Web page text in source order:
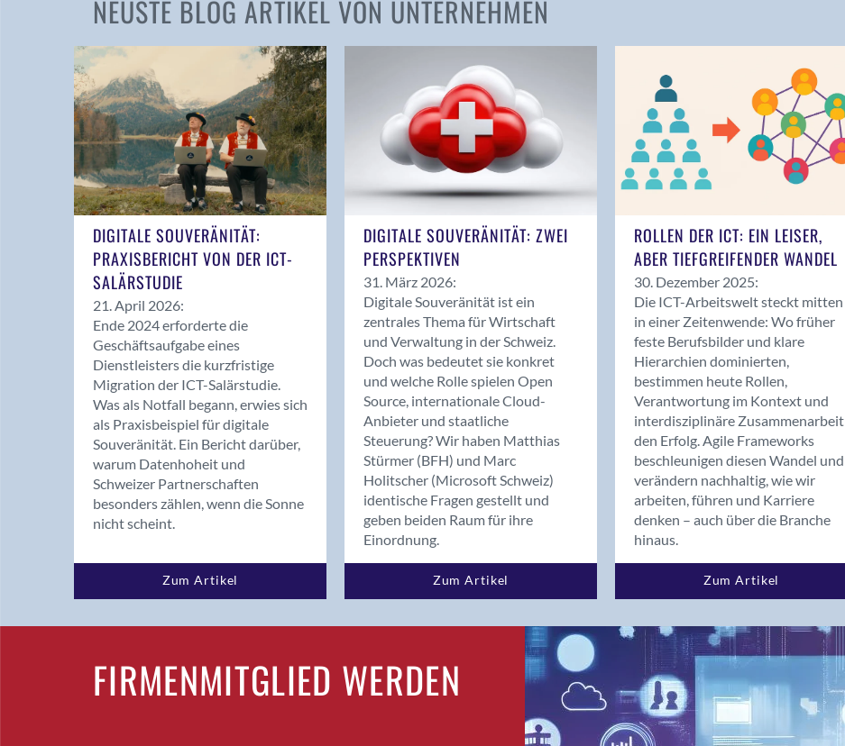
Andelfingen
Balsthal
Balzers
Bassersdorf
Benken (SG)
Bergdietikon
Bern - Liebefeld
Birsfelden
Bolligen
Bonaduz
Bonstetten
Bottighofen
NEUSTE BLOG ARTIKEL VON UNTERNEHMEN
DIGITALE SOUVERÄNITÄT:
PRAXISBERICHT VON DER ICT-
SALÄRSTUDIE
21. April 2026:
Ende 2024 erforderte die
Geschäftsaufgabe eines
Dienstleisters die kurzfristige
Migration der ICT-Salärstudie.
Was als Notfall begann, erwies sich
als Praxisbeispiel für digitale
Souveränität. Ein Bericht darüber,
warum Datenhoheit und
Schweizer Partnerschaften
besonders zählen, wenn die Sonne
nicht scheint.
Zum Artikel
DIGITALE SOUVERÄNITÄT: ZWEI
PERSPEKTIVEN
31. März 2026:
Digitale Souveränität ist ein
zentrales Thema für Wirtschaft
und Verwaltung in der Schweiz.
Doch was bedeutet sie konkret
und welche Rolle spielen Open
Source, internationale Cloud-
Anbieter und staatliche
Steuerung? Wir haben Matthias
Stürmer (BFH) und Marc
Holitscher (Microsoft Schweiz)
identische Fragen gestellt und
geben beiden Raum für ihre
Einordnung.
Zum Artikel
ROLLEN DER ICT: EIN LEISER,
ABER TIEFGREIFENDER WANDEL
30. Dezember 2025:
Die ICT-Arbeitswelt steckt mitten
in einer Zeitenwende: Wo früher
feste Berufsbilder und klare
Hierarchien dominierten,
bestimmen heute Rollen,
Verantwortung im Kontext und
interdisziplinäre Zusammenarbeit
den Erfolg. Agile Frameworks
beschleunigen diesen Wandel und
verändern nachhaltig, wie wir
arbeiten, führen und Karriere
denken – auch über die Branche
hinaus.
Zum Artikel
FIRMENMITGLIED WERDEN